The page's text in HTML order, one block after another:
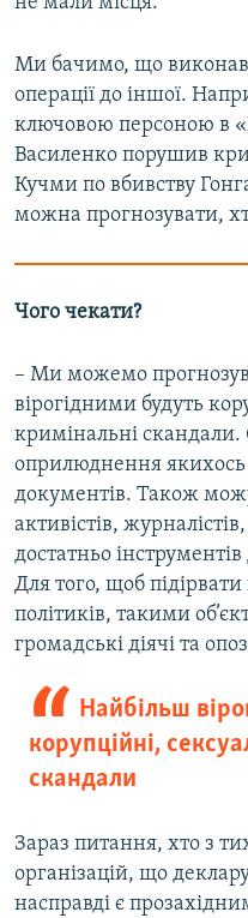
Ми бачимо, що
операції до іншої.
ключовою персоною в
Василенко порушив
Кучми по вбивству
можна прогнозувати,
Чого чекати?
– Ми можемо
вірогідними будуть
кримінальні
оприлюднення якихось
документів. Також
активістів,
достатньо
Для того, щоб
політиків, такими
громадські діячі та
Найбільш
корупційні,
скандали
Зараз питання, хто з
організацій, що
насправді є